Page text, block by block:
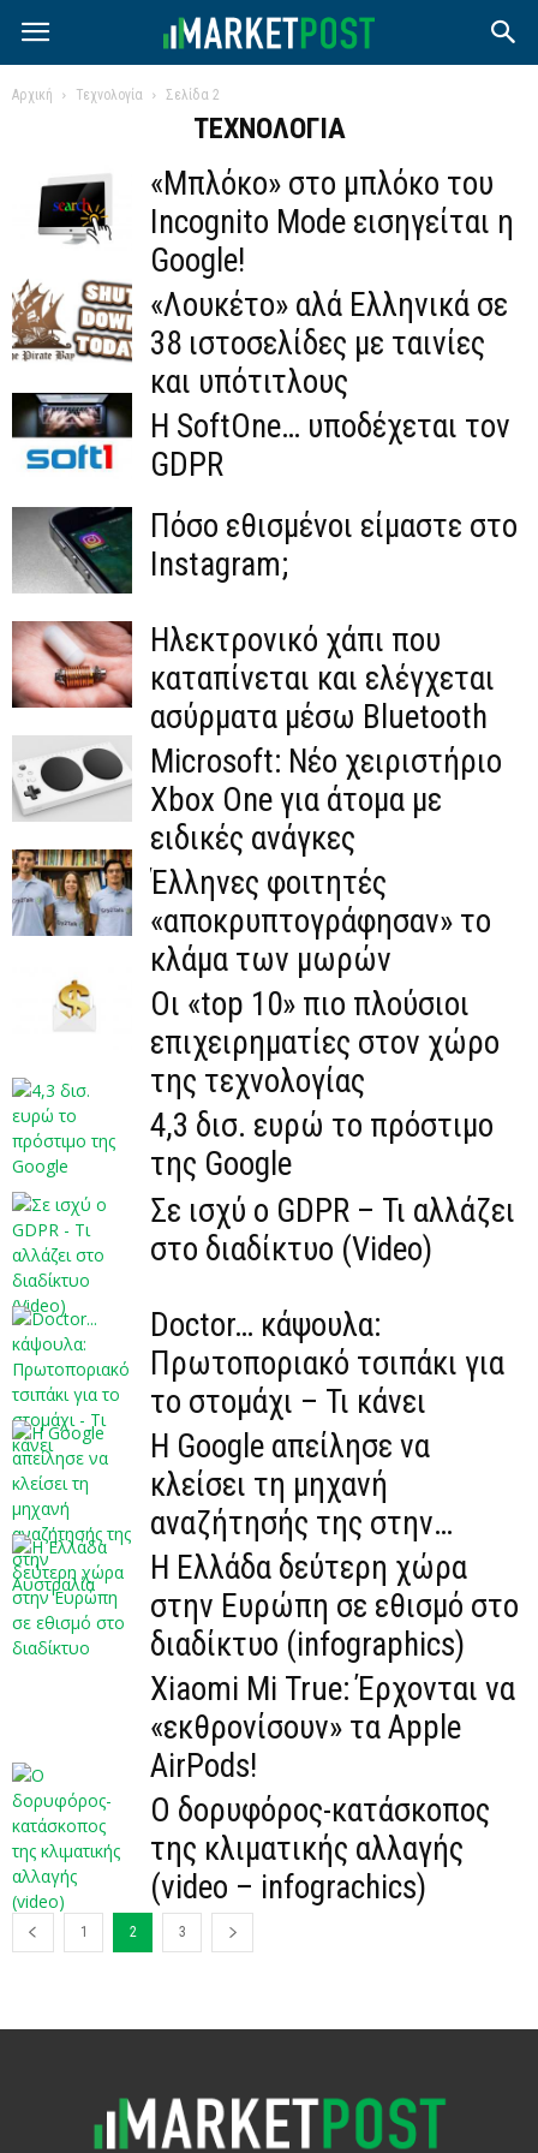
Αρχική Τεχνολογία Σελίδα 2
ΤΕΧΝΟΛΟΓΊΑ
«Μπλόκο» στο μπλόκο του
Incognito Mode εισηγείται η
Google!
«Λουκέτο» αλά Ελληνικά σε
38 ιστοσελίδες με ταινίες
και υπότιτλους
Η SoftOne… υποδέχεται τον
GDPR
Πόσο εθισμένοι είμαστε στο
Instagram;
Hλεκτρονικό χάπι που
καταπίνεται και ελέγχεται
ασύρματα μέσω Bluetooth
Microsoft: Νέο χειριστήριο
Xbox One για άτομα με
ειδικές ανάγκες
Έλληνες φοιτητές
«αποκρυπτογράφησαν» το
κλάμα των μωρών
Οι «top 10» πιο πλούσιοι
επιχειρηματίες στον χώρο
της τεχνολογίας
4,3 δισ. ευρώ το πρόστιμο
της Google
Σε ισχύ ο GDPR – Τι αλλάζει
στο διαδίκτυο (Video)
Doctor… κάψουλα:
Πρωτοποριακό τσιπάκι για
το στομάχι – Τι κάνει
Η Google απείλησε να
κλείσει τη μηχανή
αναζήτησής της στην
Αυστραλία
Η Ελλάδα δεύτερη χώρα
στην Ευρώπη σε εθισμό στο
διαδίκτυο (infographics)
Xiaomi Mi True: Έρχονται να
«εκθρονίσουν» τα Apple
AirPods!
Ο δορυφόρος-κατάσκοπος
της κλιματικής αλλαγής
(video – infograchics)
1 2 3